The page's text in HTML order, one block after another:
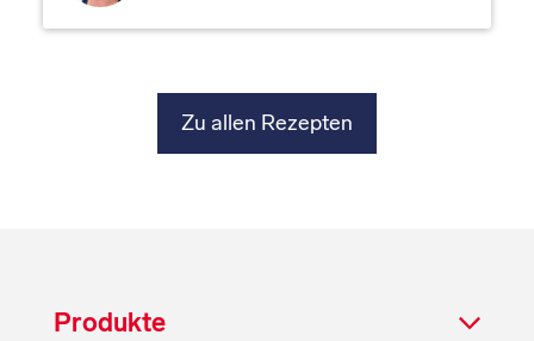
Zu allen Rezepten
Produkte